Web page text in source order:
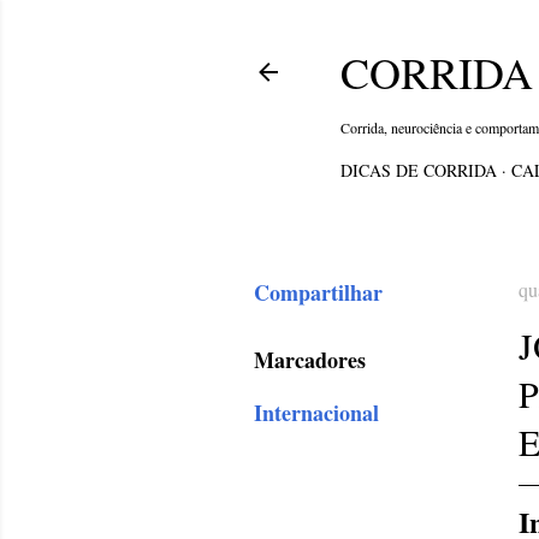
Corrida, neurociência e
DICAS DE CORRIDA
Compartilhar
Marcadores
Internacional